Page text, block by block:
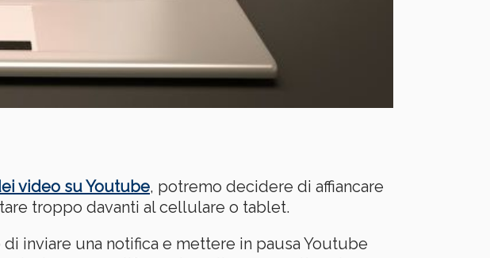
video su Youtube, potremo decidere di affiancare
troppo davanti al cellulare o tablet.
inviare una notifica e mettere in pausa Youtube